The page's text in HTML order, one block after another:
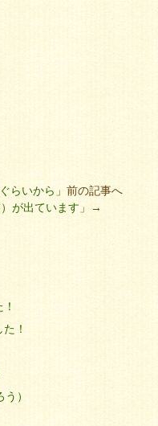
らいから」前の記事へ
が出ています」→
！
）